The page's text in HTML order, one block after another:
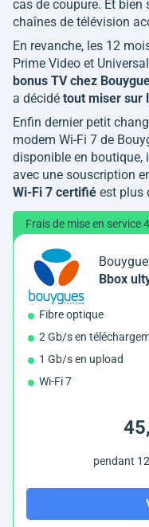
cas de coupure. Et bien
chaînes de télévision
En revanche, les 12
Prime Video et
bonus TV chez
a décidé tout miser sur
Enfin dernier petit
modem Wi-Fi 7 de
disponible en boutique,
avec une souscription
Wi-Fi 7 certifié est plus
Frais de mise en service
Bbox
Fibre optique
2 Gb/s en
1 Gb/s en upload
Wi-Fi 7
pendant